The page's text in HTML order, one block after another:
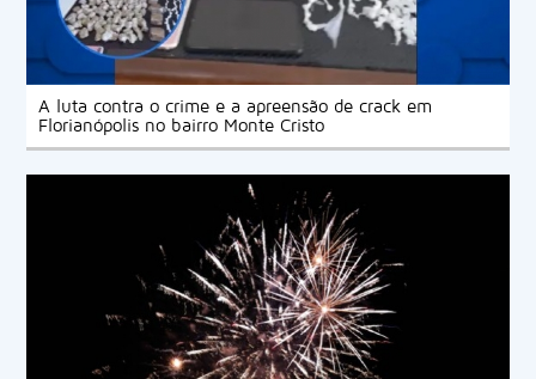
A luta contra o crime e a apreensão de crack em
Florianópolis no bairro Monte Cristo